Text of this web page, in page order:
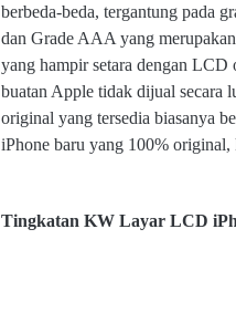
berbeda-beda, tergantung pada
dan Grade AAA yang
yang hampir setara dengan
buatan Apple tidak dijual secara
original yang tersedia biasanya
iPhone baru yang 100%
Tingkatan KW Layar LCD